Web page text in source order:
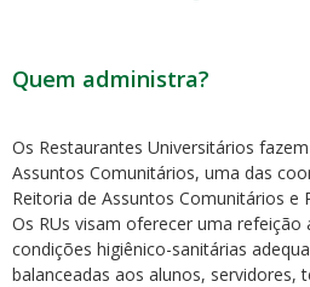
Quem administra?
Os Restaurantes Universitários
Assuntos Comunitários, uma das
Reitoria de Assuntos Comunitários e
Os RUs visam oferecer uma refeição
condições higiênico-sanitárias
balanceadas aos alunos, servidores,